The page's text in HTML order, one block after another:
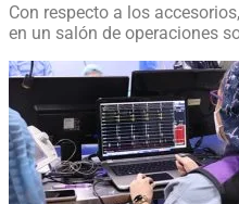
Con respecto a los
en un salón de operaciones